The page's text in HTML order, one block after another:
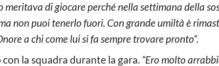
meritava di giocare perché nella settimana della
non puoi tenerlo fuori. Con grande umiltà è
a chi come lui si fa sempre trovare pronto”.
con la squadra durante la gara. “Ero molto